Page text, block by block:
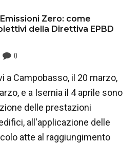
Zero: come
della Direttiva EPBD
0
a Campobasso, il 20 marzo,
e a Isernia il 4 aprile sono
delle prestazioni
all'applicazione delle
atte al raggiungimento